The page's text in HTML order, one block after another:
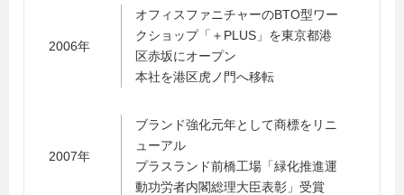
2006年
オフィスファニチャーのBTO型ワー
クショップ「＋PLUS」を東京都港
区赤坂にオープン
本社を港区虎ノ門へ移転
2007年
ブランド強化元年として商標をリニ
ューアル
プラスランド前橋工場「緑化推進運
動功労者内閣総理大臣表彰」受賞